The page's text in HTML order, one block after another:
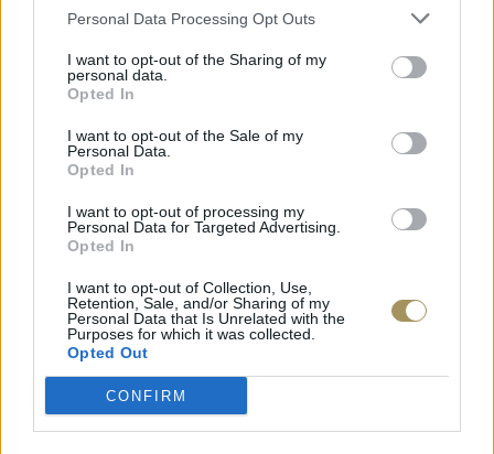
Personal Data Processing Opt Outs
I want to opt-out of the Sharing of my
personal data.
Opted In
I want to opt-out of the Sale of my
Personal Data.
Opted In
I want to opt-out of processing my
Personal Data for Targeted Advertising.
Opted In
I want to opt-out of Collection, Use,
Retention, Sale, and/or Sharing of my
Personal Data that Is Unrelated with the
Purposes for which it was collected.
Opted Out
CONFIRM